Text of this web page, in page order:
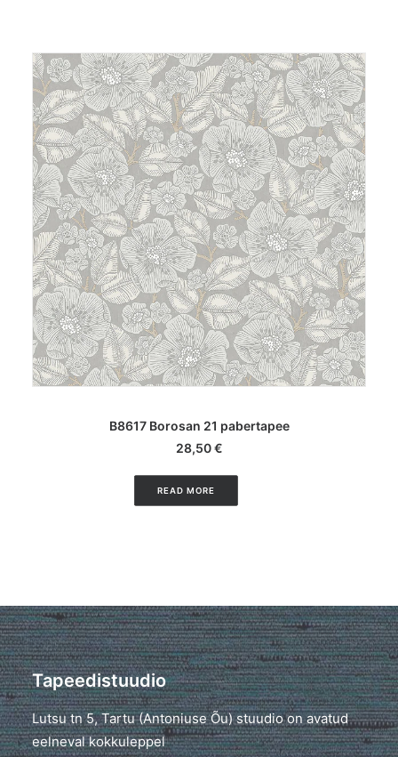
B8617 Borosan 21 pabertapee
28,50€
READ MORE
Tapeedistuudio
Lutsu tn 5, Tartu (Antoniuse Õu) stuudio on avatud
eelneval kokkuleppel